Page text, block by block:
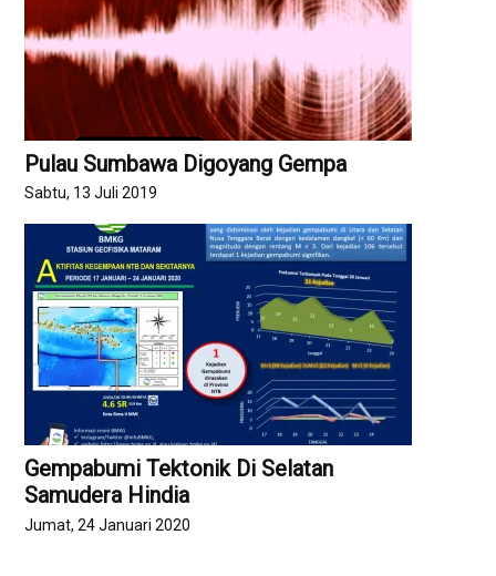
Pulau Sumbawa Digoyang Gempa
Sabtu, 13 Juli 2019
Gempabumi Tektonik Di Selatan
Samudera Hindia
Jumat, 24 Januari 2020